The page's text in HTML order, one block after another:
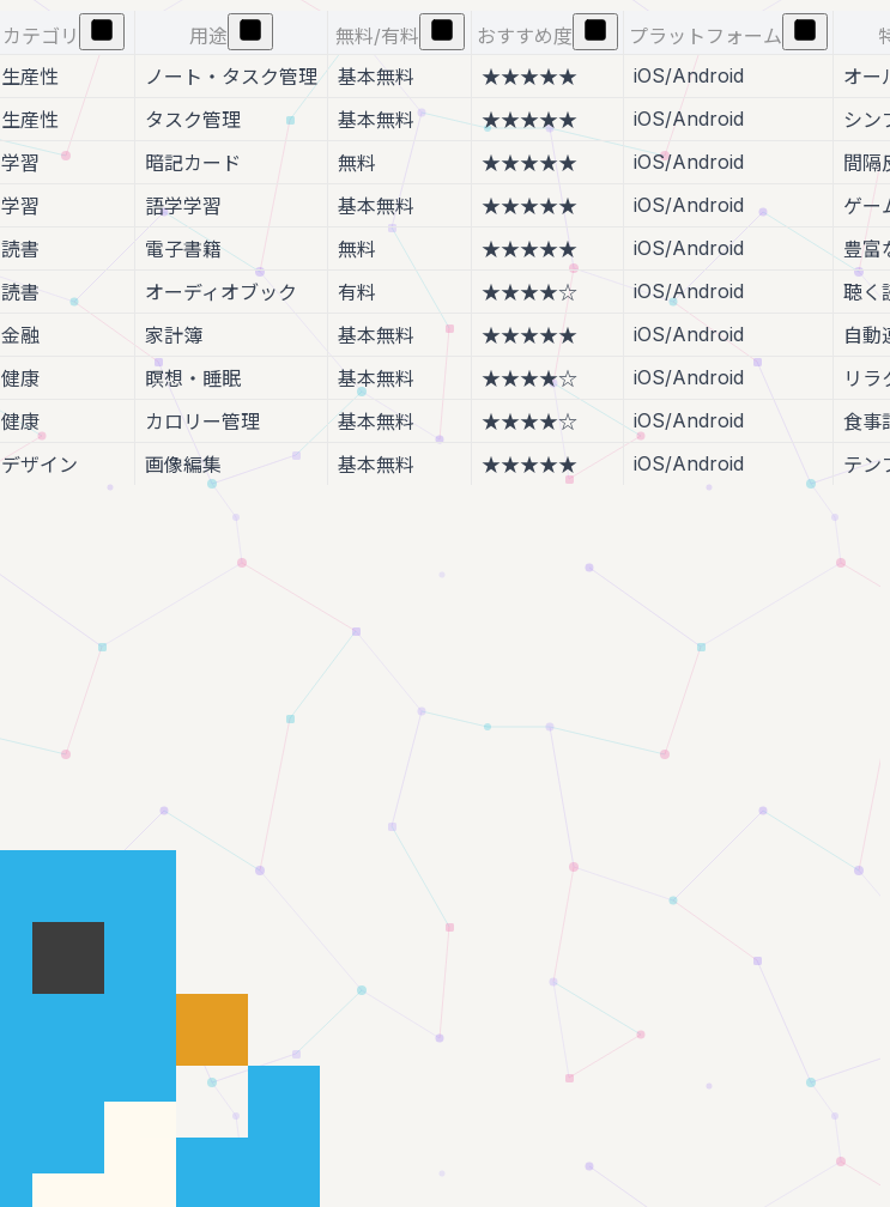
カテゴリ 用途 無料/有料 おすすめ度 プラットフォーム
生産性 ノート・タスク管理 基本無料 ★★★★★ iOS/Android
オー
生産性 タスク管理 基本無料 ★★★★★ iOS/Android
シン
学習 暗記カード 無料 ★★★★★ iOS/Android
間隔
学習 語学学習 基本無料 ★★★★★ iOS/Android
ゲー
読書 電子書籍 無料 ★★★★★ iOS/Android
豊富
読書 オーディオブック 有料 ★★★★☆ iOS/Android
聴く
金融 家計簿 基本無料 ★★★★★ iOS/Android
自動
健康 瞑想・睡眠 基本無料 ★★★★☆ iOS/Android
リラ
健康 カロリー管理 基本無料 ★★★★☆ iOS/Android
食事
デザイン 画像編集 基本無料 ★★★★★ iOS/Android テン